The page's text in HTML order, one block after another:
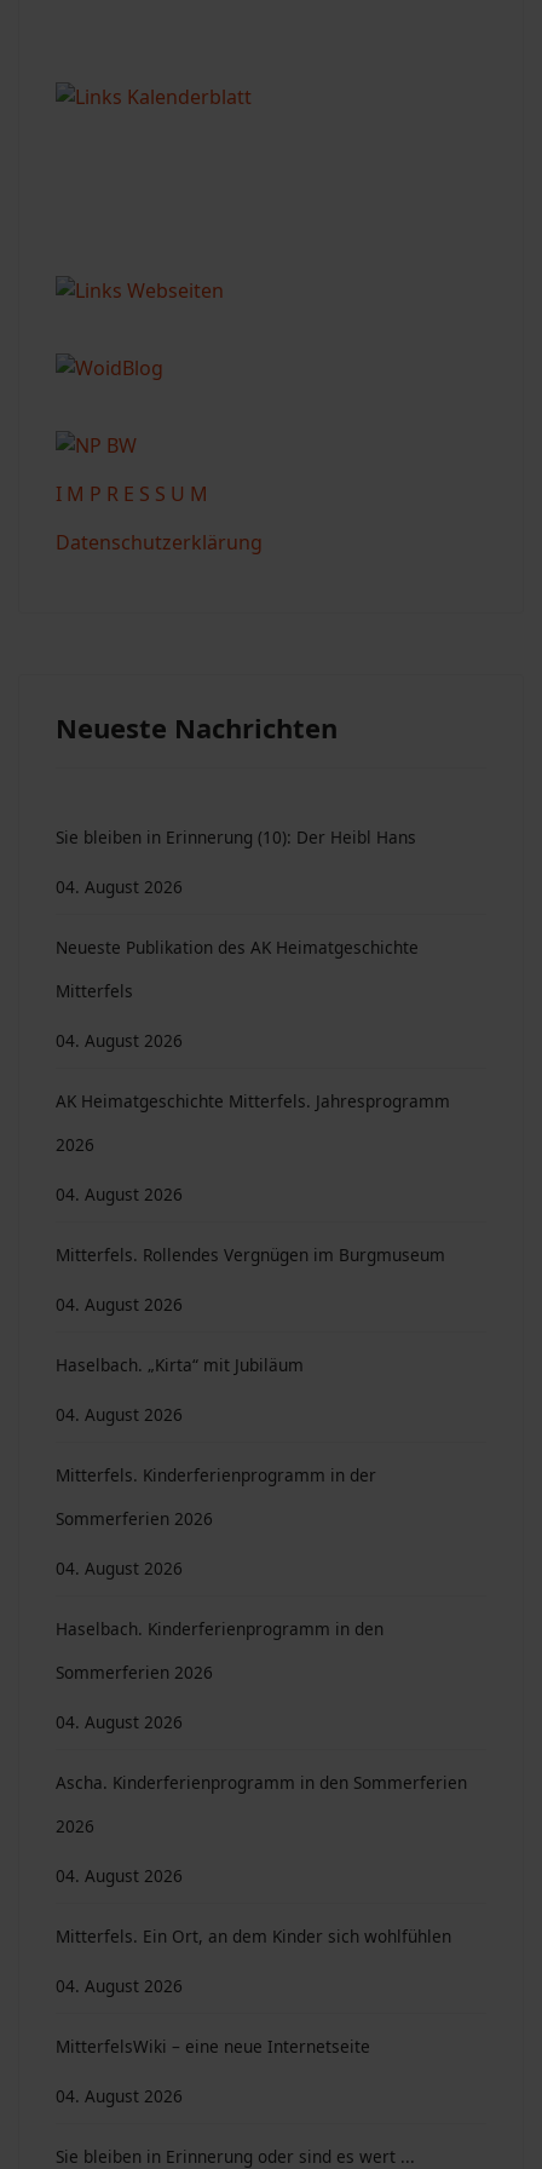
I M P R E S S U M
Datenschutzerklärung
Neueste Nachrichten
Sie bleiben in Erinnerung (10): Der Heibl Hans
04. August 2026
Neueste Publikation des AK Heimatgeschichte
Mitterfels
04. August 2026
AK Heimatgeschichte Mitterfels. Jahresprogramm
2026
04. August 2026
Mitterfels. Rollendes Vergnügen im Burgmuseum
04. August 2026
Haselbach. „Kirta“ mit Jubiläum
04. August 2026
Mitterfels. Kinderferienprogramm in der
Sommerferien 2026
04. August 2026
Haselbach. Kinderferienprogramm in den
Sommerferien 2026
04. August 2026
Ascha. Kinderferienprogramm in den Sommerferien
2026
04. August 2026
Mitterfels. Ein Ort, an dem Kinder sich wohlfühlen
04. August 2026
MitterfelsWiki – eine neue Internetseite
04. August 2026
Sie bleiben in Erinnerung oder sind es wert ...